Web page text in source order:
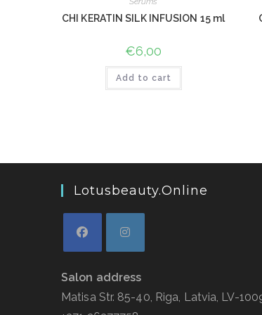
CHI KERATIN SILK INFUSION 15 ml
€6,00
Add to cart
Lotusbeauty.online
Salon address
Matisa Str. 85-40, Riga, Latvia, LV-